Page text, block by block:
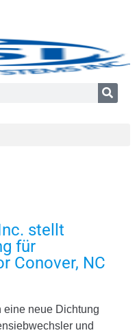
stellt
für
Conover, NC
eine neue Dichtung
und